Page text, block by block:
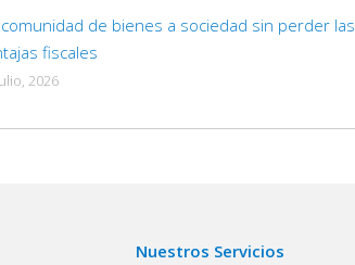
de bienes a sociedad sin perder las
fiscales
2026
Nuestros Servicios